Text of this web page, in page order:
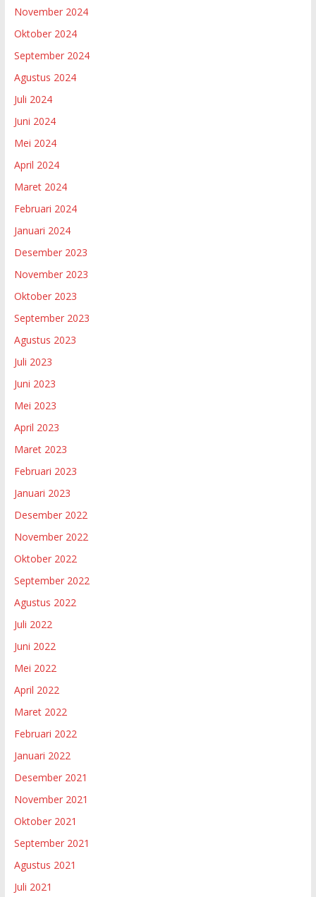
November 2024
Oktober 2024
September 2024
Agustus 2024
Juli 2024
Juni 2024
Mei 2024
April 2024
Maret 2024
Februari 2024
Januari 2024
Desember 2023
November 2023
Oktober 2023
September 2023
Agustus 2023
Juli 2023
Juni 2023
Mei 2023
April 2023
Maret 2023
Februari 2023
Januari 2023
Desember 2022
November 2022
Oktober 2022
September 2022
Agustus 2022
Juli 2022
Juni 2022
Mei 2022
April 2022
Maret 2022
Februari 2022
Januari 2022
Desember 2021
November 2021
Oktober 2021
September 2021
Agustus 2021
Juli 2021